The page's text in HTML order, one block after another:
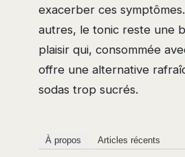
exacerber ces
autres, le tonic reste une
plaisir qui, consommée
offre une alternative
sodas trop sucrés.
À propos Articles récents